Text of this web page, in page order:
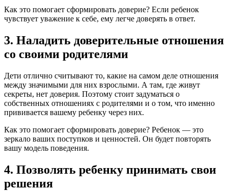
Как это помогает сформировать доверие? Если ребенок
чувствует уважение к себе, ему легче доверять в ответ.
3. Наладить доверительные отношения
со своими родителями
Дети отлично считывают то, какие на самом деле отношения
между значимыми для них взрослыми. А там, где живут
секреты, нет доверия. Поэтому стоит задуматься о
собственных отношениях с родителями и о том, что именно
прививается вашему ребенку через них.
Как это помогает сформировать доверие? Ребенок — это
зеркало ваших поступков и ценностей. Он будет повторять
вашу модель поведения.
4. Позволять ребенку принимать свои
решения